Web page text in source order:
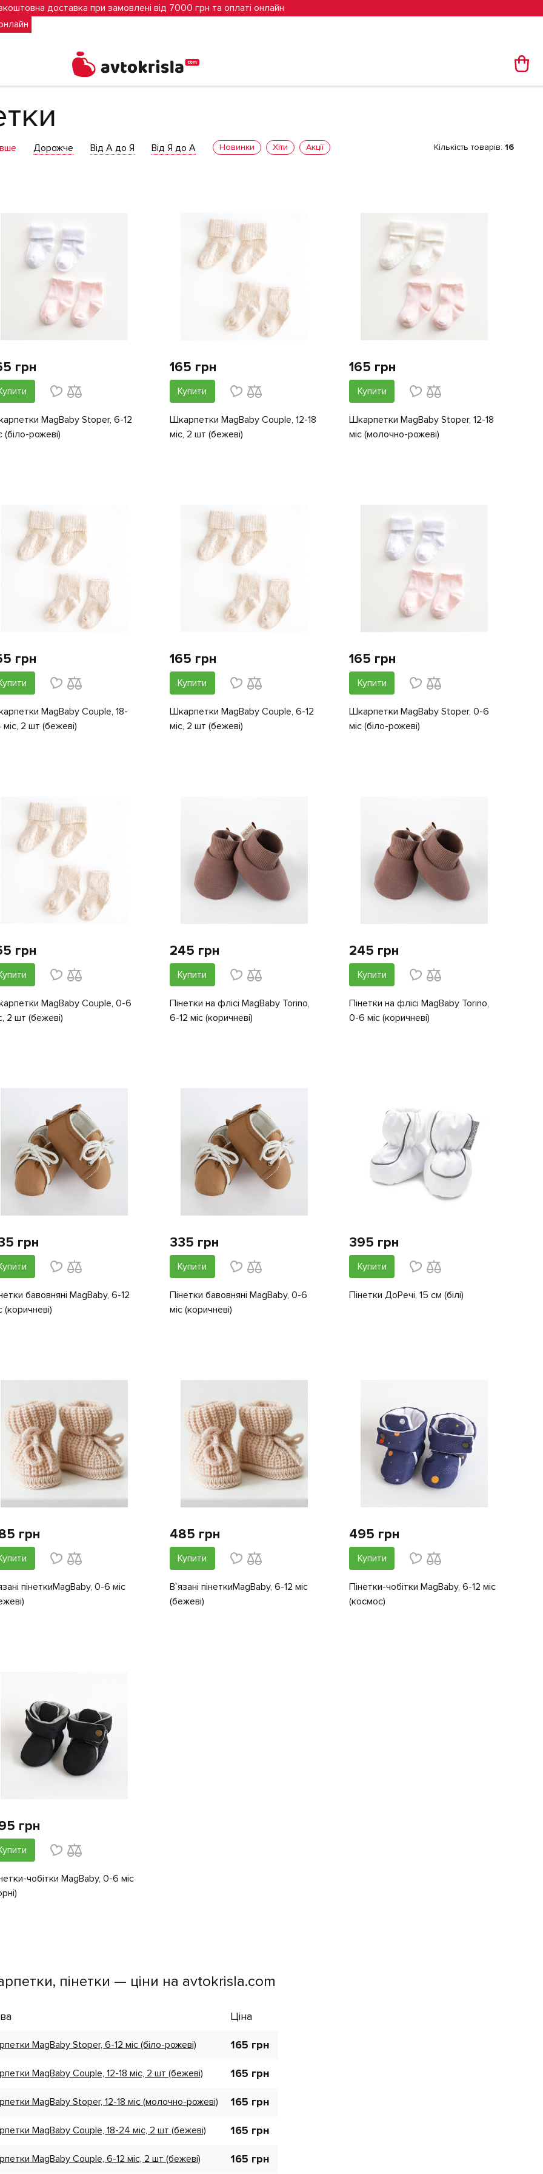
доставка при замовлені від 7000 грн та оплаті онлайн
Дорожче Від А до Я Від Я до А Новинки Хіти Акції Кількість товарів: 16
грн
MagBaby Stoper, 6-12
(біло-рожеві)
165 грн
Купити
Шкарпетки MagBaby Couple, 12-18
міс, 2 шт (бежеві)
165 грн
Купити
Шкарпетки MagBaby Stoper, 12-18
міс (молочно-рожеві)
грн
MagBaby Couple, 18-
міс, 2 шт (бежеві)
165 грн
Купити
Шкарпетки MagBaby Couple, 6-12
міс, 2 шт (бежеві)
165 грн
Купити
Шкарпетки MagBaby Stoper, 0-6
міс (біло-рожеві)
грн
MagBaby Couple, 0-6
2 шт (бежеві)
245 грн
Купити
Пінетки на флісі MagBaby Torino,
6-12 міс (коричневі)
245 грн
Купити
Пінетки на флісі MagBaby Torino,
0-6 міс (коричневі)
грн
бавовняні MagBaby, 6-12
(коричневі)
335 грн
Купити
Пінетки бавовняні MagBaby, 0-6
міс (коричневі)
395 грн
Купити
Пінетки ДоРечі, 15 см (білі)
грн
пінеткиMagBaby, 0-6 міс
485 грн
Купити
В`язані пінеткиMagBaby, 6-12 міс
(бежеві)
495 грн
Купити
Пінетки-чобітки MagBaby, 6-12 міс
(космос)
грн
чобітки MagBaby, 0-6 міс
пінетки — ціни на avtokrisla.com
Ціна
MagBaby Stoper, 6-12 міс (біло-рожеві) 165 грн
MagBaby Couple, 12-18 міс, 2 шт (бежеві) 165 грн
MagBaby Stoper, 12-18 міс (молочно-рожеві) 165 грн
MagBaby Couple, 18-24 міс, 2 шт (бежеві) 165 грн
MagBaby Couple, 6-12 міс, 2 шт (бежеві) 165 грн